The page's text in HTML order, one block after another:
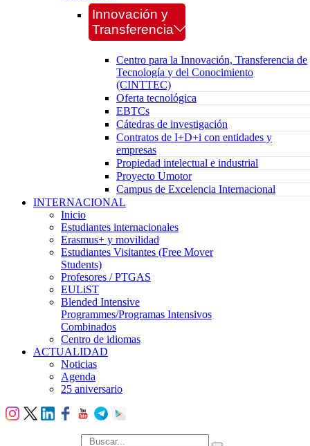
Innovación y
Transferencia
Centro para la Innovación, Transferencia de
Tecnología y del Conocimiento
(CINTTEC)
Oferta tecnológica
EBTCs
Cátedras de investigación
Contratos de I+D+i con entidades y
empresas
Propiedad intelectual e industrial
Proyecto Umotor
Campus de Excelencia Internacional
INTERNACIONAL
Inicio
Estudiantes internacionales
Erasmus+ y movilidad
Estudiantes Visitantes (Free Mover
Students)
Profesores / PTGAS
EULiST
Blended Intensive
Programmes/Programas Intensivos
Combinados
Centro de idiomas
ACTUALIDAD
Noticias
Agenda
25 aniversario
búsqueda